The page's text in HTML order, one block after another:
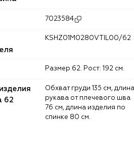
7023584
KSHZ01M0280VTIL00/62
Размер 62. Рост: 192 см.
62
Обхват груди 135 см, длина
рукава от плечевого шва
76 см, длина изделия по
спинке 80 см.